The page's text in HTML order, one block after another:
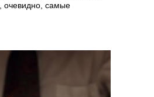
очевидно, самые